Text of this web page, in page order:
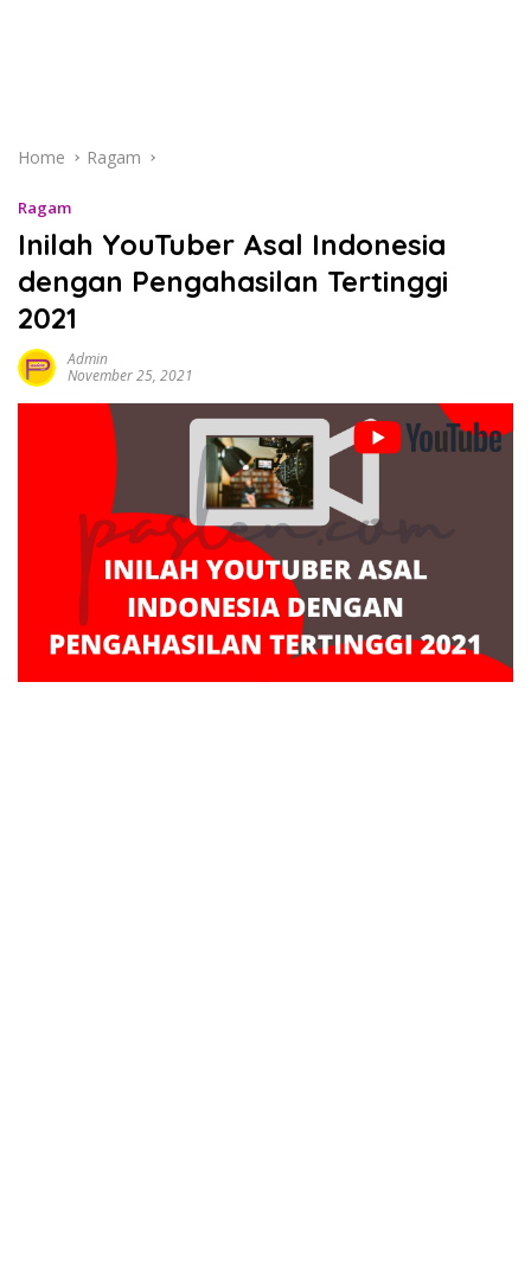
Home Ragam
Ragam
Inilah YouTuber Asal Indonesia
dengan Pengahasilan Tertinggi
2021
Admin
November 25, 2021